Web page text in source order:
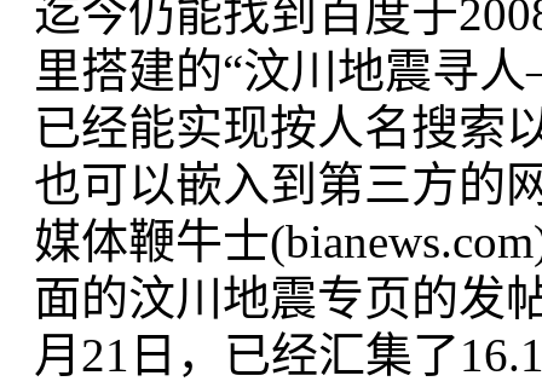
迄今仍能找到百度于
里搭建的“汶川地震寻
已经能实现按人名搜索
也可以嵌入到第三方的
媒体鞭牛士
面的汶川地震专页的发
月21日，已经汇集了